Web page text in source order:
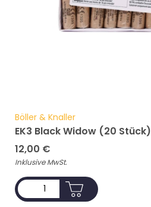
Böller & Knaller
EK3 Black Widow (20 Stück)
12,00 €
Inklusive MwSt.